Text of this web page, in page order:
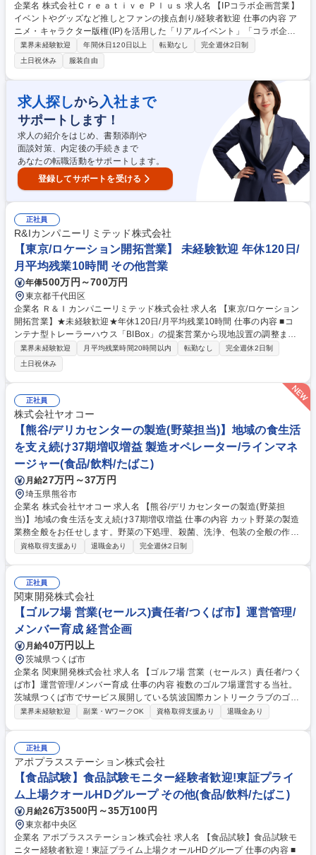
企業名 株式会社Ｃｒｅａｔｉｖｅ Ｐｌｕｓ 求人名 【IPコラボ企画営業】
イベントやグッズなど推しとファンの接点創り/経験者歓迎 仕事の内容 ア
ニメ・キャラクター版権(IP)を活用した「リアルイベント」「コラボ企
画」「グッズ制作」の企画立案から、版権元様やクライアント様との交
渉、制作進行、リリースまでを一気通貫で担う企画営業をお任せします。
■IPコラボ・イベント企画の立案、IP選定、企画書作成 ■版権元との商品化
許諾交渉、監修対応、条件調整 ■施設・メーカー等コラボ先との折衝、実
施内容調整 ■グッズ等の商品化企画、収支設計・マネタイズ試算 ■SNS・
EC・イベントと連動した販促施策の企画 ■デジタル施策と連動した立体的
なIPコラボ推進 募集職種 【IPコラボ企画営業】イベントやグッズなど推
しとファンの接点創り/経験者歓迎
業界未経験歓迎 年間休日120日以上 転勤なし
完全週休2日制
土日祝休み
服装自由
求人探しから 入社まで
サポートします！
求人の紹介をはじめ、書類添削や
面談対策、内定後の手続きまで
あなたの転職活動をサポートします。
登録してサポートを受ける
正社員
R&Iカンパニーリミテッド株式会社
【東京/ロケーション開拓営業】 未経験歓迎 年休120日/
月平均残業10時間 その他営業
年俸500万円～700万円
東京都千代田区
企業名 Ｒ＆Ｉカンパニーリミテッド株式会社 求人名 【東京/ロケーション
開拓営業】★未経験歓迎★年休120日/月平均残業10時間 仕事の内容 ■コ
ンテナ型トレーラーハウス「BIBox」の提案営業から現地設置の調整まで
幅広く担当。土地を有効活用したい法人に対し、設置による収益最大化の
企画・提案を行います。 【具体的には】 ■法人顧客への販売・レンタル営
業 ■コンテナ建築の申請・手続きサポート ■土地オーナーへの有効活用提
案 ■現地調整・設置管理 ■既存顧客からの紹介もあり、口コミやネットワ
ークを活用して未開拓のマーケットにも積極的にアプローチし需要の拡大
を図ります。■営業の手法は柔軟に対応し、顧客のニーズに合わせた提案
を行うことで、市場シェアの拡大を目指します。 募集職種 【東京/ロケー
ション開拓営業】★未経験歓迎★年休120日/月平均残業10時間
業界未経験歓迎 月平均残業時間20時間以内 転勤なし
完全週休2日制
土日祝休み
正社員
株式会社ヤオコー
【熊谷/デリカセンターの製造(野菜担当)】地域の食生活
を支え続け37期増収増益 製造オペレーター/ラインマネ
ージャー(食品/飲料/たばこ)
月給27万円～37万円
埼玉県熊谷市
企業名 株式会社ヤオコー 求人名 【熊谷/デリカセンターの製造(野菜担
当)】地域の食生活を支え続け37期増収増益 仕事の内容 カット野菜の製造
業務全般をお任せします。野菜の下処理、殺菌、洗浄、包装の全般の作
業・管理・監督する仕事です。デリカ生鮮センターのチームやラインで責
益
資格取得支援あり 退職金あり 完全週休2日制
正社員
関東開発株式会社
【ゴルフ場 営業(セールス)責任者/つくば市】運営管理/
メンバー育成 経営企画
月給40万円以上
茨城県つくば市
企業名 関東開発株式会社 求人名 【ゴルフ場 営業（セールス）責任者/つく
ば市】運営管理/メンバー育成 仕事の内容 複数のゴルフ場運営する当社。
茨城県つくば市でサービス展開している筑波国際カントリークラブのゴル
フ場の営業（セールス）責任者として、業務をお任せします。 【業務詳
約ポータルサイトの運用・管理 ■顧客対応・サービス品質の維持・向上 ■
収益最大化のための戦略立案と実行 ■イベント企画・実施 ■事務業務（一
部）等 募集職種 【ゴルフ場 営業（セールス）責任者/つくば市】運営管理/
メンバー育成
業界未経験歓迎 副業・WワークOK 資格取得支援あり 退職金あり
正社員
アポプラスステーション株式会社
【食品試験】食品試験モニター経験者歓迎!東証プライ
ム上場クオールHDグループ その他(食品/飲料/たばこ)
月給26万3500円～35万100円
東京都中央区
企業名 アポプラスステーション株式会社 求人名 【食品試験】食品試験モ
ニター経験者歓迎！東証プライム上場クオールHDグループ 仕事の内容 ■